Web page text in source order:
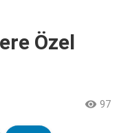
Özel
 97